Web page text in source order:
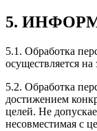
5.
5.1. Обработка
осуществляется
5.2. Обработка
достижением
целей. Не
несовместимая с